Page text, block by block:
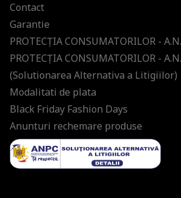
Contact
Garantie
PROTECŢIA CONSUMATORILOR -
PROTECŢIA CONSUMATORILOR -
(Solutionarea Alternativa a Litigiilor)
Modalitati de plata
Black Friday Fashion Days
Anunturi rechemare produse